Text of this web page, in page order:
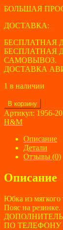
БОЛЬШАЯ
ДОСТАВКА:
БЕСПЛАТНАЯ
БЕСПЛАТНАЯ
САМОВЫВОЗ.
ДОСТАВКА
1 в наличии
Количество
товара
Юбка
H&M
размер
В корзину
Артикул: 1956-20
H&M
Описание
Детали
Отзывы (0)
Описание
Юбка из мягкого
Пояс на резинке.
ПО ТЕЛЕФОНУ